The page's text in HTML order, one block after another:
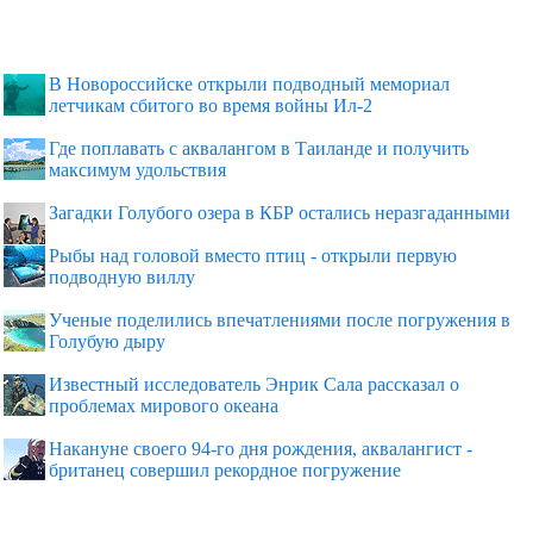
В Новороссийске открыли подводный мемориал
летчикам сбитого во время войны Ил-2
Где поплавать с аквалангом в Таиланде и получить
максимум удольствия
Загадки Голубого озера в КБР остались неразгаданными
Рыбы над головой вместо птиц - открыли первую
подводную виллу
Ученые поделились впечатлениями после погружения в
Голубую дыру
Известный исследователь Энрик Сала рассказал о
проблемах мирового океана
Накануне своего 94-го дня рождения, аквалангист -
британец совершил рекордное погружение